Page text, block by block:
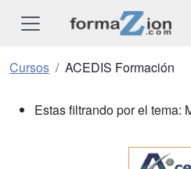
Cursos ACEDIS Formación
Estas filtrando por el tema: